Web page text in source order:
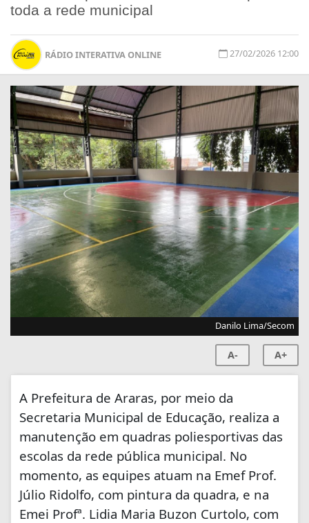
toda a rede municipal
RÁDIO INTERATIVA ONLINE 27/02/2026 12:00
Danilo Lima/Secom
A- A+
A Prefeitura de Araras, por meio da
Secretaria Municipal de Educação, realiza a
manutenção em quadras poliesportivas das
escolas da rede pública municipal. No
momento, as equipes atuam na Emef Prof.
Júlio Ridolfo, com pintura da quadra, e na
Emei Profª. Lidia Maria Buzon Curtolo, com